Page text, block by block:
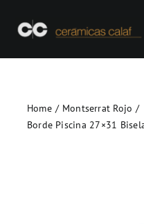
Quienes somos
Home
Montserrat Rojo
Borde Piscina 27×31